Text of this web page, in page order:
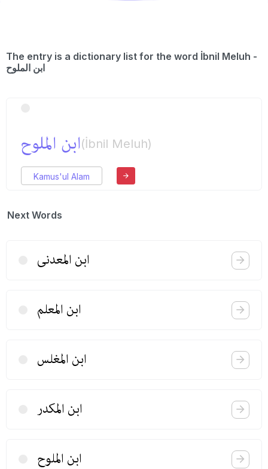
The entry is a dictionary list for the word İbnil Meluh -
ابن الملوح
ابن الملوح(İbnil Meluh)
Kamus'ul Alam
Next Words
ابن المعدنی
ابن المعلم
ابن المغلس
ابن المكدر
ابن الملوح